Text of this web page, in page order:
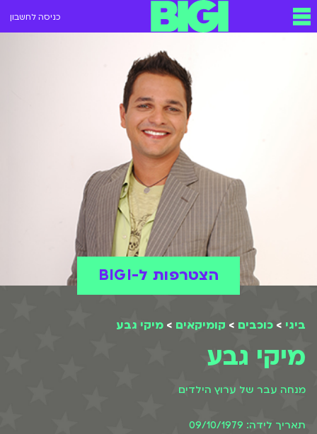
כניסה לחשבון
ביגי > כוכבים > קומיקאים > מיקי גבע
מיקי גבע
מנחה עבר של ערוץ הילדים
תאריך לידה: 09/10/1979
הצטרפות ל-BIGI